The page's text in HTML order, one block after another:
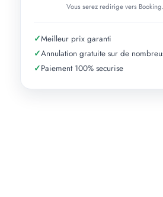
Vous serez redirige vers
✓Meilleur prix garanti
✓Annulation gratuite sur de
✓Paiement 100% securise